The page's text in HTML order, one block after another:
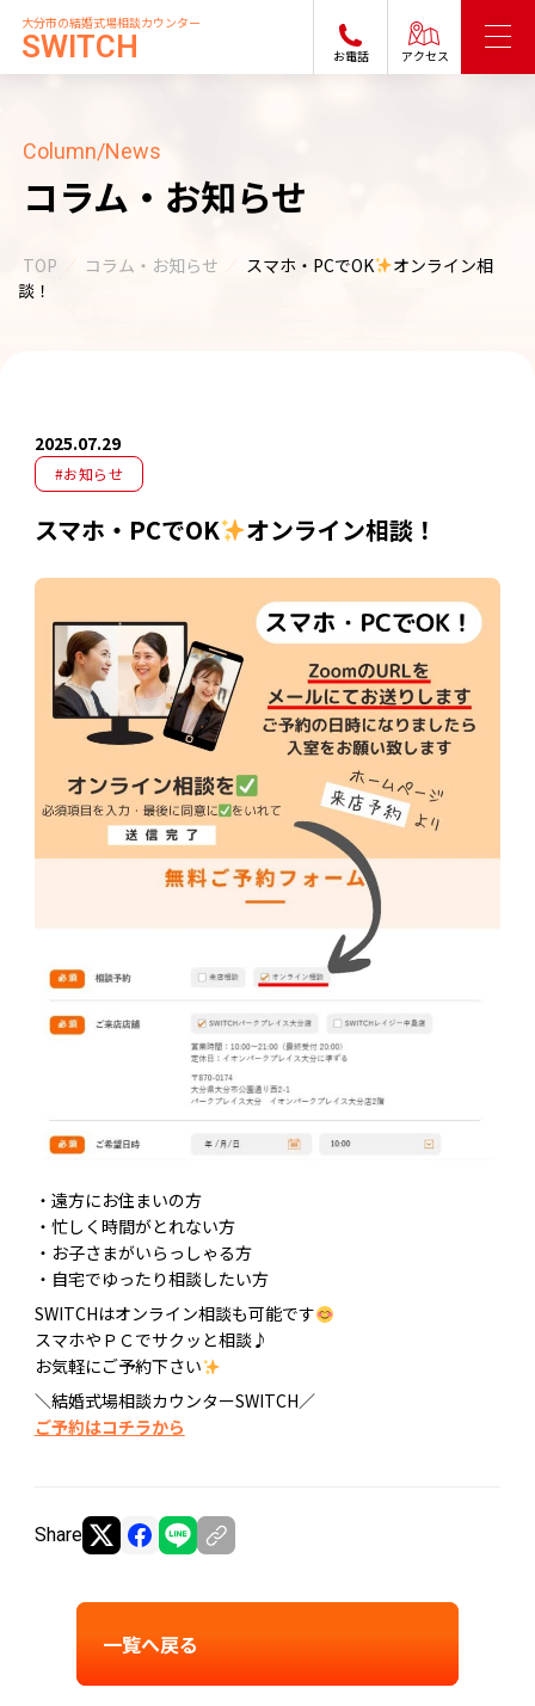
大分市の結婚式場相談カウンター
SWITCH お電話 アクセス
Column/News
コラム・お知らせ
TOP コラム・お知らせ スマホ・PCでOK
オンライン相
談！
2025.07.29
#お知らせ
スマホ・PCでOK オンライン相談！
・遠方にお住まいの方
・忙しく時間がとれない方
・お子さまがいらっしゃる方
・自宅でゆったり相談したい方
SWITCHはオンライン相談も可能です
スマホやＰＣでサクッと相談♪
お気軽にご予約下さい
＼結婚式場相談カウンターSWITCH／
ご予約はコチラから
Share
一覧へ戻る